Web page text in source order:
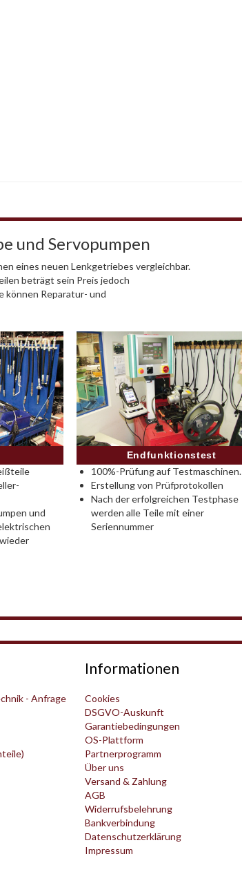
und Servopumpen
eines neuen Lenkgetriebes vergleichbar.
beträgt sein Preis jedoch
können Reparatur- und
und
Endfunktionstest
100%-Prüfung auf Testmaschinen.
Erstellung von Prüfprotokollen
Nach der erfolgreichen Testphase
werden alle Teile mit einer
Seriennummer
- Anfrage
Informationen
Cookies
DSGVO-Auskunft
Garantiebedingungen
OS-Plattform
Partnerprogramm
Über uns
Versand & Zahlung
AGB
Widerrufsbelehrung
Bankverbindung
Datenschutzerklärung
Impressum